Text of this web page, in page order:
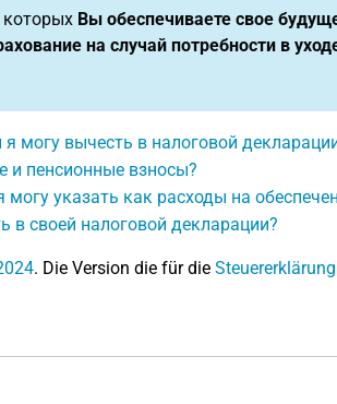
которых Вы обеспечиваете свое
на случай потребности в
могу вычесть в налоговой
и пенсионные взносы?
указать как расходы на
в своей налоговой декларации?
. Die Version die für die